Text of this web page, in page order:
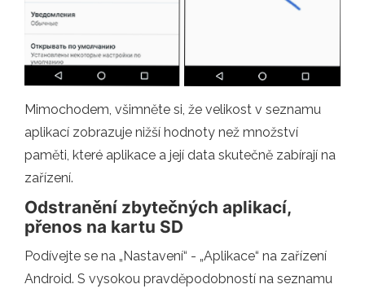
Mimochodem, všimněte si, že velikost v seznamu
aplikací zobrazuje nižší hodnoty než množství
paměti, které aplikace a její data skutečně zabírají na
zařízení.
Odstranění zbytečných aplikací,
přenos na kartu SD
Podívejte se na „Nastavení“ - „Aplikace“ na zařízení
Android. S vysokou pravděpodobností na seznamu